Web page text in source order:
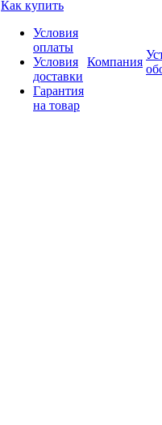
Как купить
Условия
оплаты
Условия
доставки
Гарантия
на товар
Компания